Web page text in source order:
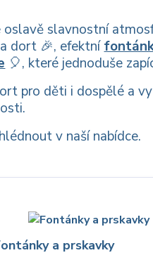
slavnostní
dort 🎉, efektní
🎈, které jednoduše
pro děti i dospělé a
v naší nabídce.
a prskavky